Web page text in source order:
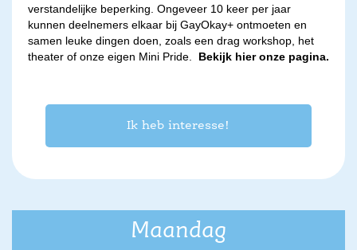
verstandelijke beperking. Ongeveer 10 keer per jaar
kunnen deelnemers elkaar bij GayOkay+ ontmoeten en
samen leuke dingen doen, zoals een drag workshop, het
theater of onze eigen Mini Pride.
Bekijk hier onze pagina.
Ik heb interesse!
Maandag